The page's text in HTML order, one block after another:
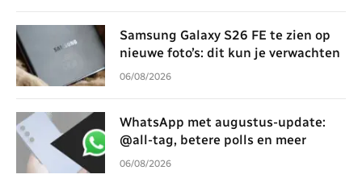
Samsung Galaxy S26 FE te zien op
nieuwe foto’s: dit kun je verwachten
06/08/2026
WhatsApp met augustus-update:
@all-tag, betere polls en meer
06/08/2026